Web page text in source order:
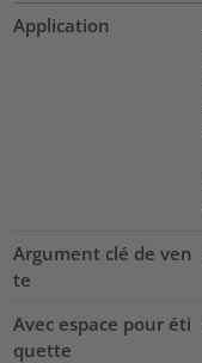
Application
Argument clé de ven
te
Avec espace pour éti
quette